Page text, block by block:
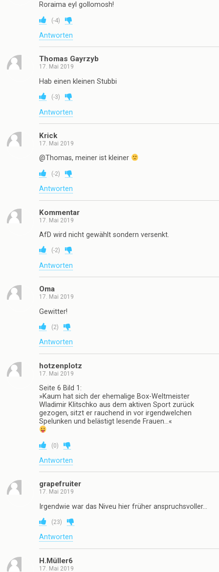
Roraima eyl gollomosh!
(-4)
Antworten
Thomas Gayrzyb
17. Mai 2019
Hab einen kleinen Stubbi
(-3)
Antworten
Krick
17. Mai 2019
@Thomas, meiner ist kleiner
(-2)
Antworten
Kommentar
17. Mai 2019
AfD wird nicht gewählt sondern versenkt.
(-2)
Antworten
Oma
17. Mai 2019
Gewitter!
(2)
Antworten
hotzenplotz
17. Mai 2019
Seite 6 Bild 1:
»Kaum hat sich der ehemalige Box-Weltmeister
Wladimir Klitschko aus dem aktiven Sport zurück
gezogen, sitzt er rauchend in vor irgendwelchen
Spelunken und belästigt lesende Frauen…«
(0)
Antworten
grapefruiter
17. Mai 2019
Irgendwie war das Niveu hier früher anspruchsvoller…
(23)
Antworten
H.Müller6
17. Mai 2019